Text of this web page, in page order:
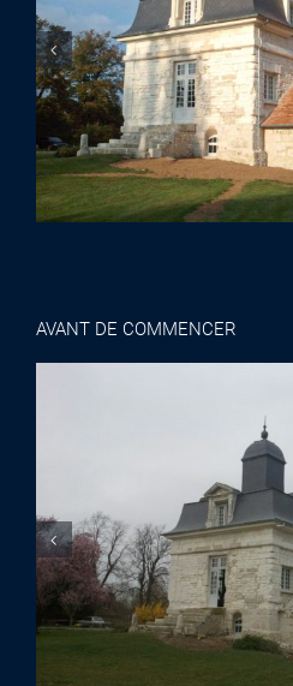
AVANT DE COMMENCER